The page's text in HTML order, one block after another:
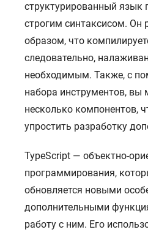
структурированный язык
строгим синтаксисом. Он
образом, что
следовательно,
необходимым. Также, с
набора инструментов, вы
несколько компонентов,
упростить разработку
TypeScript — объектно-
программирования,
обновляется новыми
дополнительными
работу с ним. Его
О НАС
УСЛУГИ
ПОРТФОЛИО
БРИФЫ